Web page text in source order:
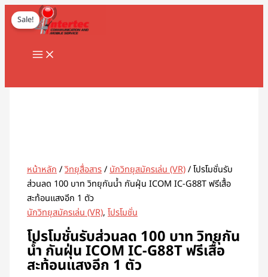
Skip
to
MAIN
MENU
Sale!
หน้าหลัก/วิทยุสื่อสาร/นักวิทยุสมัครเล่น (VR)/ โปรโมชั่นรับ
ส่วนลด 100 บาท วิทยุกันน้ำ กันฝุ่น ICOM IC-G88T ฟรีเสื้อ
สะท้อนแสงอีก 1 ตัว
นักวิทยุสมัครเล่น (VR),โปรโมชั่น
โปรโมชั่นรับส่วนลด 100 บาท วิทยุกัน
น้ำ กันฝุ่น ICOM IC-G88T ฟรีเสื้อ
สะท้อนแสงอีก 1 ตัว
Original
price
was:
Current